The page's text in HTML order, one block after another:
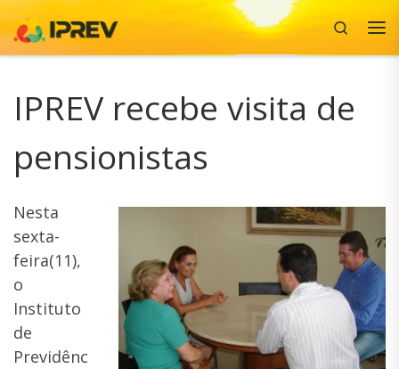
Skip to content
Search
IPREV recebe visita de
pensionistas
Nesta
sexta-
feira(11),
o
Instituto
de
Previdênc